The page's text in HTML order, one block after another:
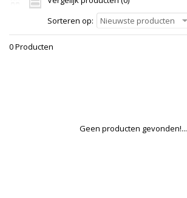
Sorteren op:
Nieuwste producten
0 Producten
Geen producten gevonden!...